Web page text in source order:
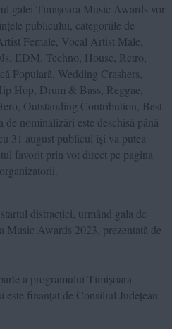
galei Timișoara Music Awards vor
publicului, categoriile de
Female, Vocal Artist Male,
EDM, Techno, House, Retro,
Populară, Wedding Crashers,
Hop, Drum & Bass, Reggae,
Outstanding Contribution, Best
nominalizări este deschisă până
31 august publicul își va putea
favorit prin vot direct pe pagina
distracției, urmând gala de
Music Awards 2023, prezentată de
a programului Timișoara
este finanțat de Consiliul Județean